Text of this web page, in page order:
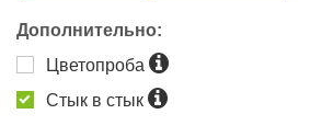
Дополнительно:
Цветопроба
Стык в стык